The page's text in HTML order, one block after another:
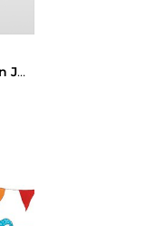
Wat Gebeurde Er In Jeruzalem